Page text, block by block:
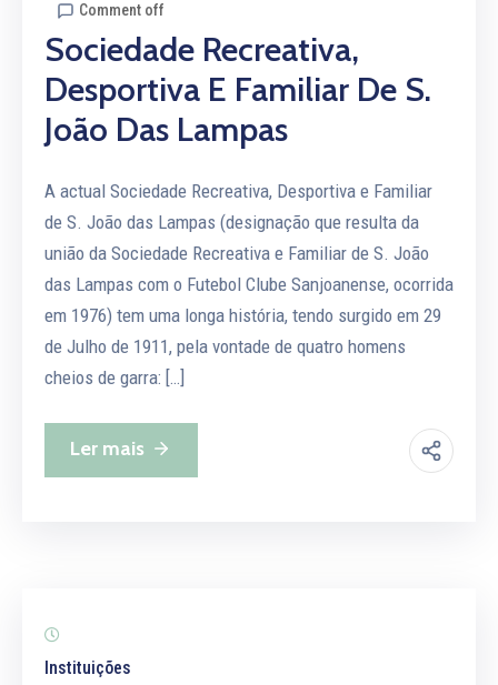
Comment off
Sociedade Recreativa,
Desportiva E Familiar De S.
João Das Lampas
A actual Sociedade Recreativa, Desportiva e Familiar
de S. João das Lampas (designação que resulta da
união da Sociedade Recreativa e Familiar de S. João
das Lampas com o Futebol Clube Sanjoanense, ocorrida
em 1976) tem uma longa história, tendo surgido em 29
de Julho de 1911, pela vontade de quatro homens
cheios de garra: […]
Ler mais
Instituições